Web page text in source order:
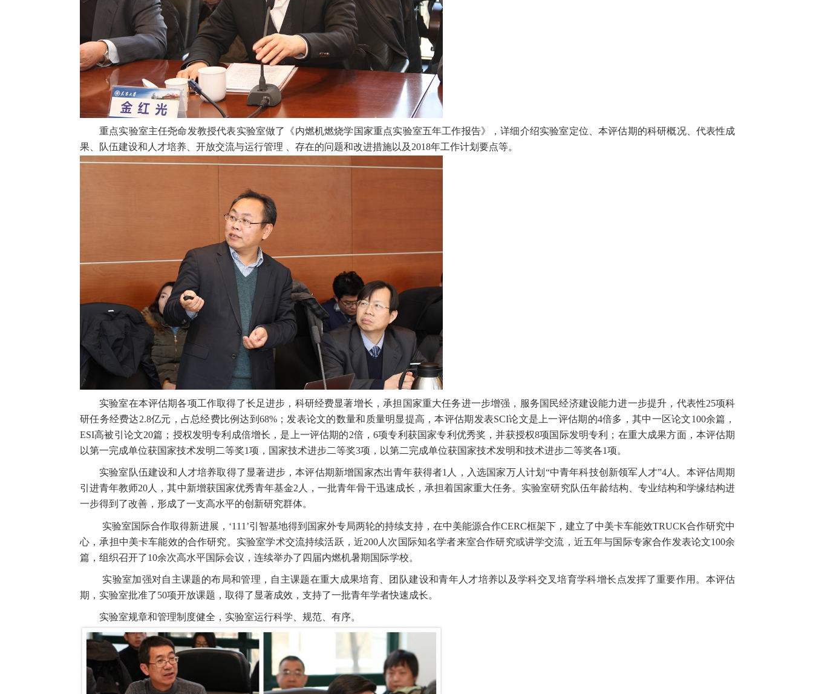
重点实验室主任尧命发教授代表实验室做了《内燃机燃烧学国家重点实验室五年工作报告》，详细介绍实验室定位、本评估期的科研概况、代表性成
果、队伍建设和人才培养、开放交流与运行管理
、存在的问题和改进措施以及 2018年工作计划要点等。
实验室在本评估期各项工作取得了长足进步，科研经费显著增长，承担国家重大任务进一步增强，服务国民经济建设能力进一步提升，代表性25项科
研任务经费达2.8亿元，占总经费比例达到68% ；发表论文的数量和质量明显提高，本评估期发表SCI论文是上一评估期的4倍多，其中一区论文100余篇，
ESI高被引论文20篇；授权发明专利成倍增长，是上一评估期的2倍，6项专利获国家专利优秀奖，并获授权8项国际发明专利；在重大成果方面，本评估期
以第一完成单位获国家技术发明二等奖1项，国家技术进步二等奖3项，以第二完成单位获国家技术发明和技术进步二等奖各1项。
实验室队伍建设和人才培养取得了显著进步，本评估期新增国家杰出青年获得者1 人， 入选国家万人计划 “中青年科技创新领军人才”4人。本评估周期
引进青年教师20 人，其中新增获国家优秀青年基金2 人，一批青年骨干迅速成长，承担着国家重大任务。实验室研究队伍年龄结构、专业结构和学缘结构进
一步得到了改善，形成了一支高水平的创新研究群体。
实验室国际合作取得新进展， ‘111’引智基地得到国家外专局两轮的持续支持，在中美能源合作CERC框架下，建立了中美卡车能效TRUCK合作研究中
心，承担中美卡车能效的合作研究。实验室学术交流持续活跃，近200 人次国际知名学者来室合作研究或讲学交流，近五年与国际专家合作发表论文100余
篇，组织召开了10余次高水平国际会议，连续举办了四届内燃机暑期国际学校。
实验室加强对自主课题的布局和管理，自主课题在重大成果培育、团队建设和青年人才培养以及学科交叉培育学科增长点发挥了重要作用。本评估
期，实验室批准了50项开放课题，取得了显著成效，支持了一批青年学者快速成长。
实验室规章和管理制度健全，实验室运行科学、规范、有序。